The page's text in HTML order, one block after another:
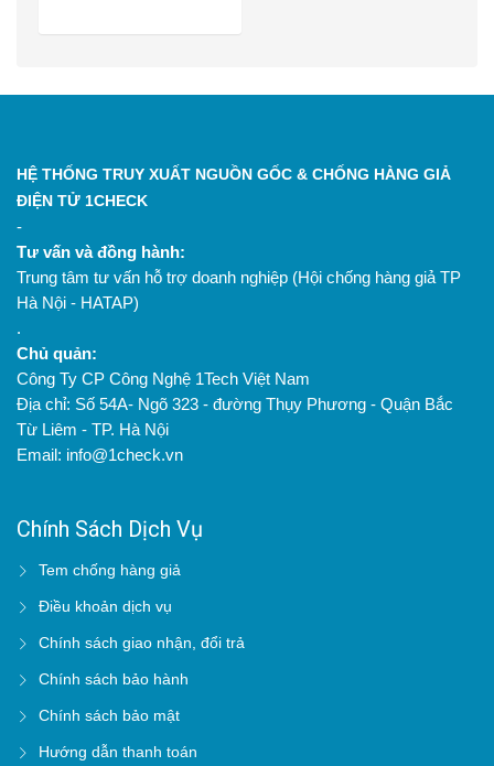
HỆ THỐNG TRUY XUẤT NGUỒN GỐC & CHỐNG HÀNG GIẢ
ĐIỆN TỬ 1CHECK
-
Tư vấn và đồng hành:
Trung tâm tư vấn hỗ trợ doanh nghiệp (Hội chống hàng giả TP
Hà Nội - HATAP)
.
Chủ quản:
Công Ty CP Công Nghệ 1Tech Việt Nam
Địa chỉ: Số 54A- Ngõ 323 - đường Thụy Phương - Quận Bắc
Từ Liêm - TP. Hà Nội
Email: info@1check.vn
Chính Sách Dịch Vụ
Tem chống hàng giả
Điều khoản dịch vụ
Chính sách giao nhận, đổi trả
Chính sách bảo hành
Chính sách bảo mật
Hướng dẫn thanh toán